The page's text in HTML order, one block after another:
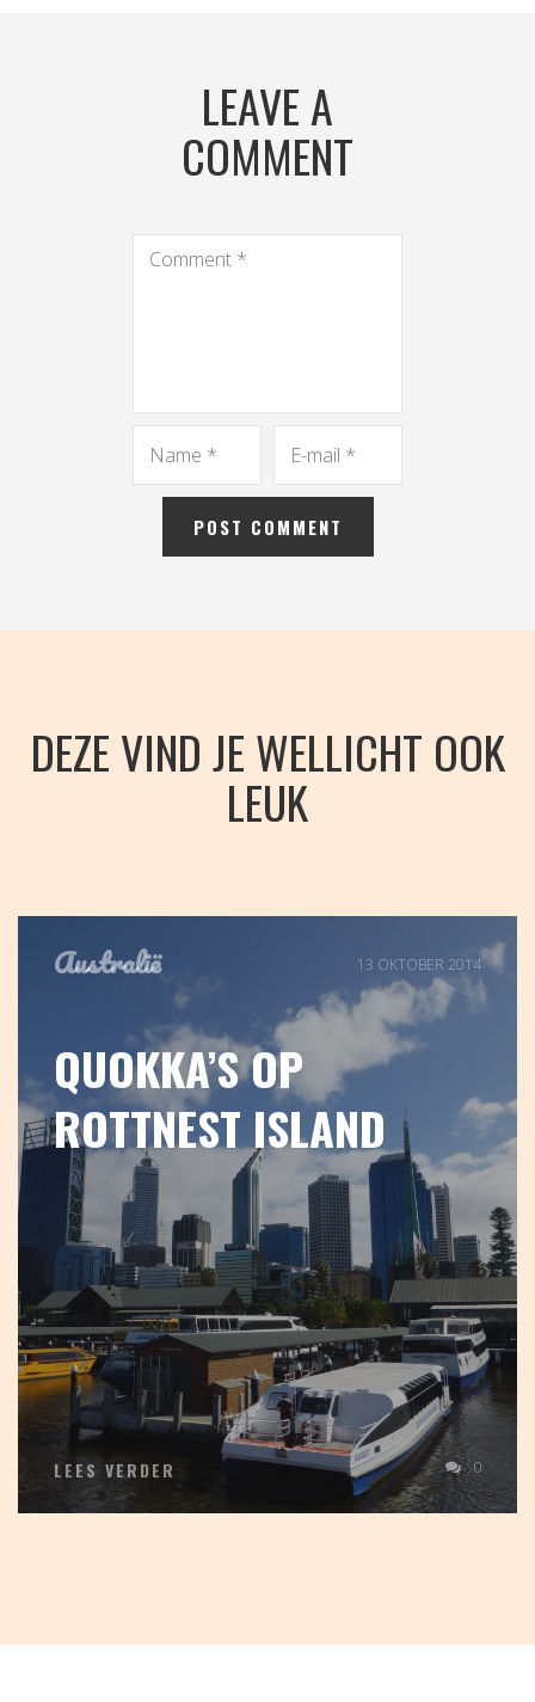
LEAVE A
COMMENT
DEZE VIND JE WELLICHT OOK
LEUK
Australië 13 OKTOBER 2014
QUOKKA’S OP
ROTTNEST ISLAND
LEES VERDER 0